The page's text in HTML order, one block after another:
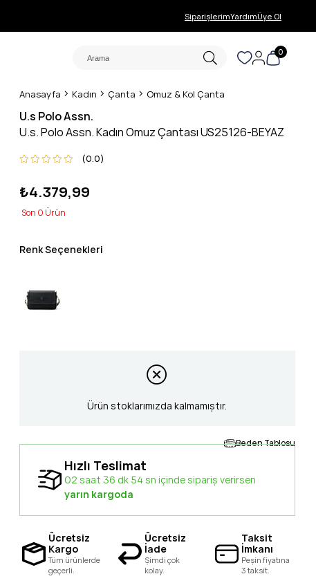
SiparişlerimYardımÜye Ol
0
Anasayfa Kadın Çanta Omuz & Kol Çanta
U.s Polo Assn.
U.s. Polo Assn. Kadın Omuz Çantası US25126-BEYAZ
0.0
₺4.379,99
0
Renk Seçenekleri
Ürün stoklarımızda kalmamıştır.
Beden Tablosu
Hızlı Teslimat
02 saat 36 dk 53 sn içinde sipariş verirsen
yarın kargoda
Ücretsiz
Kargo
Tüm ürünlerde
geçerli.
Ücretsiz
İade
Şimdi çok
kolay.
Taksit
İmkanı
Peşin fiyatına
3 taksit.